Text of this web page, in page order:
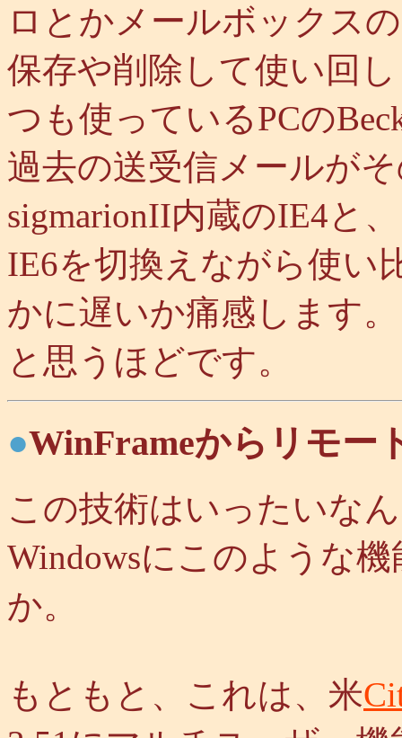
ロとかメールボックス
保存や削除して使い回
つも使っているPCの
過去の送受信メールが
sigmarionII内蔵のIE4と
IE6を切換えながら使い
かに遅いか痛感します
と思うほどです。
●WinFrameからリモー
この技術はいったいな
Windowsにこのような
か。
もともと、これは、米